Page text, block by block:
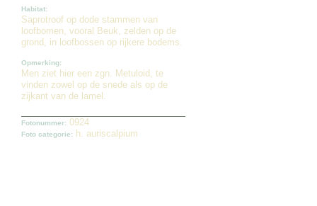
Habitat:
Saprotroof op dode stammen van
loofbomen, vooral Beuk, zelden op de
grond, in loofbossen op rijkere bodems.
Opmerking:
Men ziet hier een zgn. Metuloid, te
vinden zowel op de snede als op de
zijkant van de lamel.
Fotonummer: 0924
Foto categorie: h. auriscalpium